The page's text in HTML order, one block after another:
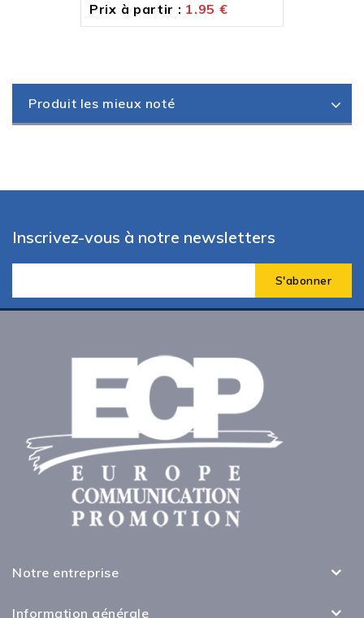
Prix à partir : 1.95 €
Produit les mieux noté
Inscrivez-vous à notre newsletters
Notre entreprise
Information générale